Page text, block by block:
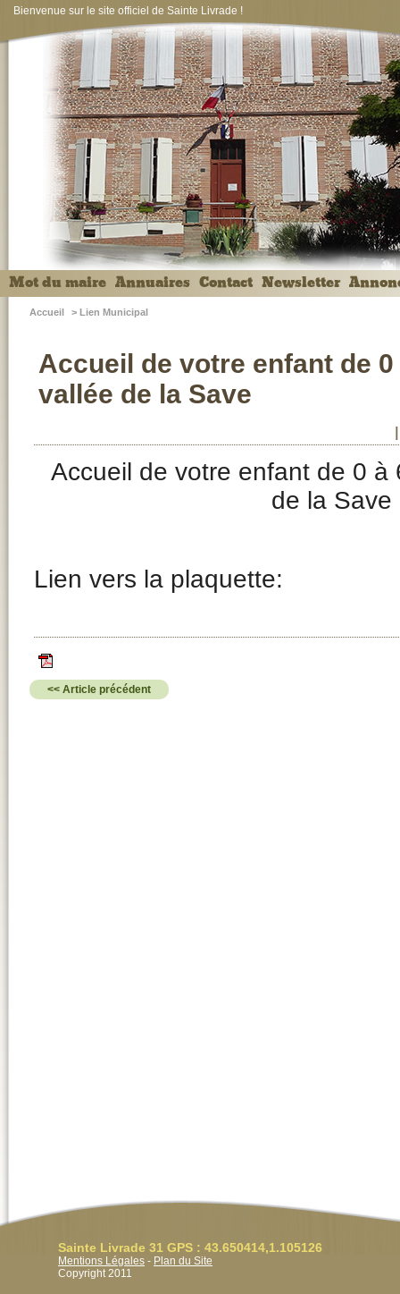
Bienvenue sur le site officiel de Sainte Livrade !
Mot du maire Annuaires Contact Newsletter
Accueil > Lien Municipal
Accueil de votre enfant de
vallée de la Save
Accueil de votre enfant de 0 à
de la Save
Lien vers la plaquette:
<< Article précédent
Sainte Livrade 31 GPS : 43.650414,1.105126
Mentions Légales - Plan du Site
Copyright 2011